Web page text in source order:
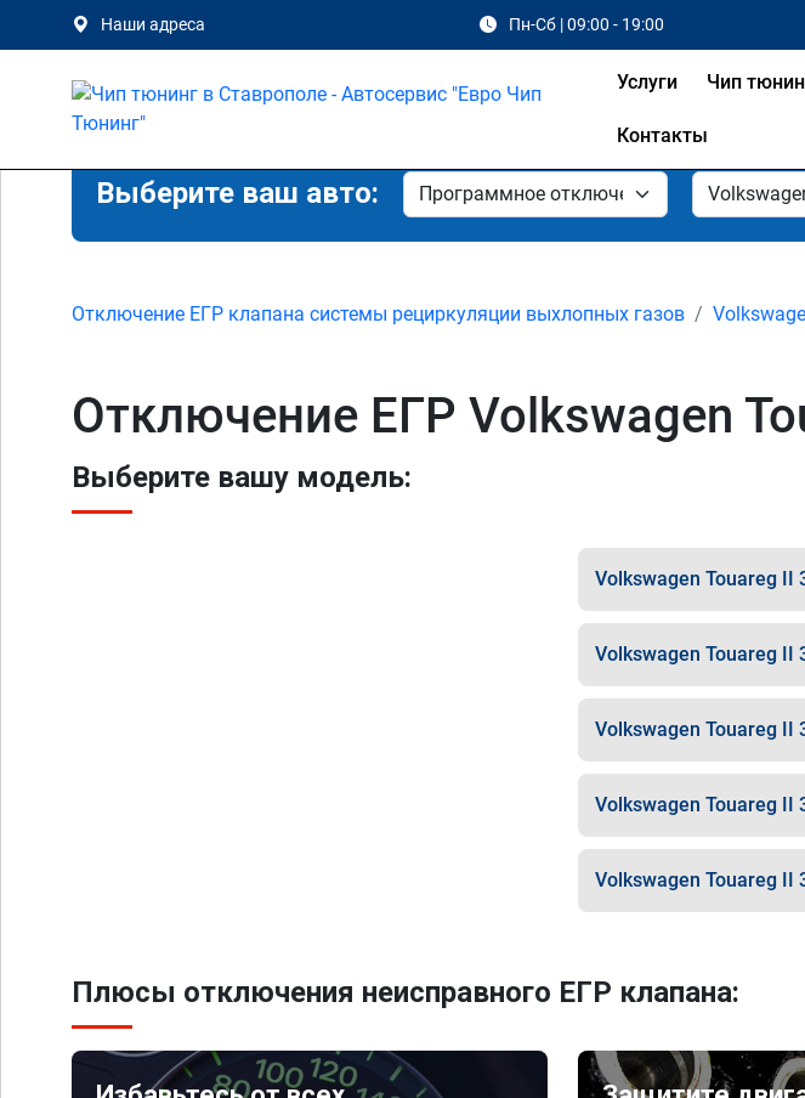
Наши адреса Пн-Сб | 09:00 - 19:00
Услуги Чип
Контакты
Выберите ваш авто:
Отключение ЕГР клапана системы рециркуляции выхлопных газов
Отключение ЕГР Volkswagen
Выберите вашу модель:
Volkswagen Touareg II
Volkswagen Touareg II
Volkswagen Touareg II
Volkswagen Touareg II
Volkswagen Touareg II
Плюсы отключения неисправного ЕГР клапана: